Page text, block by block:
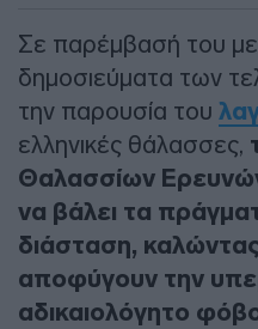
Σε παρέμβασή του
δημοσιεύματα των
την παρουσία του
ελληνικές θάλασσες,
Θαλασσίων
να βάλει τα
διάσταση,
αποφύγουν την
αδικαιολόγητο